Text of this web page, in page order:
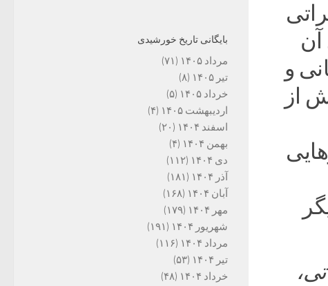
آن
و
از
بایگانی تاریخ خورشیدی
مرداد ۱۴۰۵
(۷۱)
تیر ۱۴۰۵
(۸)
خرداد ۱۴۰۵
(۵)
اردیبهشت ۱۴۰۵
(۴)
اسفند ۱۴۰۴
(۲۰)
بهمن ۱۴۰۴
(۴)
دی ۱۴۰۴
(۱۱۲)
آذر ۱۴۰۴
(۱۸۱)
آبان ۱۴۰۴
(۱۶۸)
مهر ۱۴۰۴
(۱۷۹)
شهریور ۱۴۰۴
(۱۹۱)
مرداد ۱۴۰۴
(۱۱۶)
تیر ۱۴۰۴
(۵۳)
خرداد ۱۴۰۴
(۴۸)